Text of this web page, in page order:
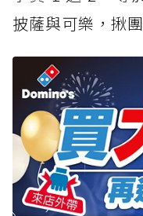
披薩與可樂，揪